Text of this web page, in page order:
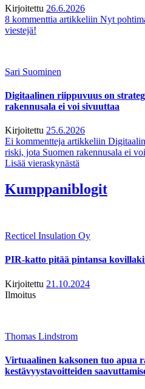
Kirjoitettu 26.6.2026
8 kommenttia artikkeliin Nyt
viestejä!
Sari Suominen
Digitaalinen riippuvuus on
rakennusala ei voi sivuuttaa
Kirjoitettu 25.6.2026
Ei kommentteja artikkeliin
riski, jota Suomen rakennusala ei
Lisää vieraskynästä
Kumppaniblogit
Recticel Insulation Oy
PIR-katto pitää pintansa
Kirjoitettu 21.10.2024
Ilmoitus
Thomas Lindstrom
Virtuaalinen kaksonen tuo apua
kestävyystavoitteiden